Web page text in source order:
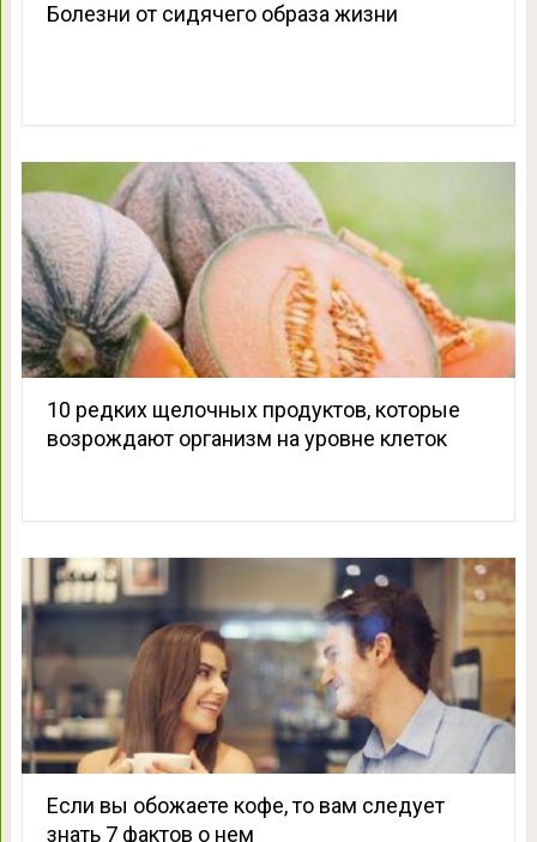
Болезни от сидячего образа жизни
10 редких щелочных продуктов, которые
возрождают организм на уровне клеток
Если вы обожаете кофе, то вам следует
знать 7 фактов о нем